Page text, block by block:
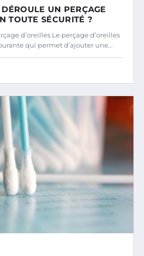
UN PERÇAGE
TOUTE SÉCURITÉ ?
d’oreilles Le perçage d’oreilles
qui permet d’ajouter une…